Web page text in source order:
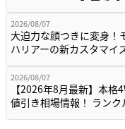
2026/08/07
大迫力な顔つきに変身！
ハリアーの新カスタマイ
2026/08/07
【2026年8月最新】本格
値引き相場情報！ ラン